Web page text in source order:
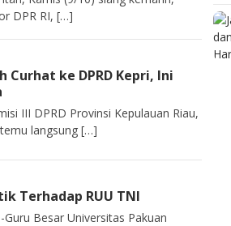
DPR RI, […]
Curhat ke DPRD Kepri, Ini
III DPRD Provinsi Kepulauan Riau,
langsung […]
Terhadap RUU TNI
Besar Universitas Pakuan